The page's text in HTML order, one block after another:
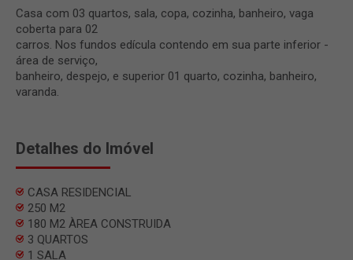
Casa com 03 quartos, sala, copa, cozinha, banheiro, vaga
coberta para 02
carros. Nos fundos edícula contendo em sua parte inferior -
área de serviço,
banheiro, despejo, e superior 01 quarto, cozinha, banheiro,
varanda.
Detalhes do Imóvel
CASA RESIDENCIAL
250 M2
180 M2 ÀREA CONSTRUIDA
3 QUARTOS
1 SALA